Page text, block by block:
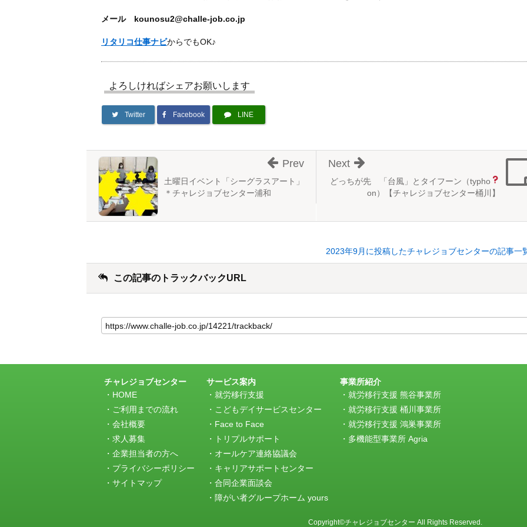
メール kounosu2@challe-job.co.jp
リタリコ仕事ナビからでもOK♪
よろしければシェアお願いします
Twitter Facebook LINE
どっちが先 「台風」とタイフーン（typho
on）【チャレジョブセンター桶川】
Next
土曜日イベント「シーグラスアート」
＊チャレジョブセンター浦和
Prev
2023年9月に投稿したチャレジョブセンターの記事一
この記事のトラックバックURL
の
記
ラ
ッ
ク
URL
チャレジョブセンター
HOME
ご利用までの流れ
会社概要
求人募集
企業担当者の方へ
プライバシーポリシー
サイトマップ
サービス案内
就労移行支援
こどもデイサービスセンター
Face to Face
トリプルサポート
オールケア連絡協議会
キャリアサポートセンター
合同企業面談会
障がい者グループホーム yours
事業所紹介
就労移行支援 熊谷事業所
就労移行支援 桶川事業所
就労移行支援 鴻巣事業所
多機能型事業所 Agria
Copyright©チャレジョブセンター All Rights Reserved.